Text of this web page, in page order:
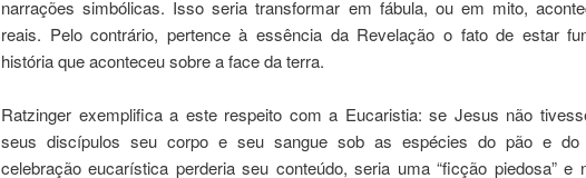
narrações simbólicas. Isso seria transformar em fábula, ou em mito,
reais. Pelo contrário, pertence à essência da Revelação o fato de estar
história que aconteceu sobre a face da terra.
Ratzinger exemplifica a este respeito com a Eucaristia: se Jesus não
seus discípulos seu corpo e seu sangue sob as espécies do pão e do
celebração eucarística perderia seu conteúdo, seria uma “ficção piedosa” e